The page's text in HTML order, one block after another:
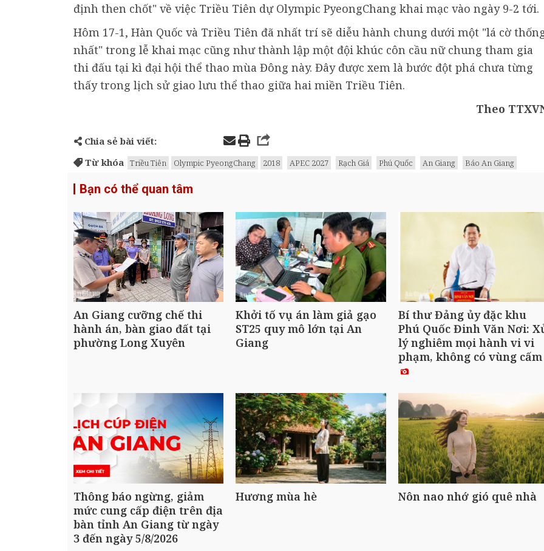
định then chốt" về việc Triều Tiên dự Olympic PyeongChang khai mạc vào ngày 9-2 tới.
Hôm 17-1, Hàn Quốc và Triều Tiên đã nhất trí sẽ diễu hành chung dưới một "lá cờ
nhất" trong lễ khai mạc cũng như thành lập một đội khúc côn cầu nữ chung tham gia
thi đấu tại kì đại hội thể thao mùa Đông này. Đây được xem là bước đột phá chưa từng
thấy trong lịch sử giao lưu thể thao giữa hai miền Triều Tiên.
Theo
Chia sẻ bài viết:
Từ khóa
Triều Tiên Olympic PyeongChang 2018 APEC 2027 Rạch Giá Phú Quốc An Giang Báo An Giang
Bạn có thể quan tâm
An Giang cưỡng chế thi
hành án, bàn giao đất tại
phường Long Xuyên
Khởi tố vụ án làm giả gạo
ST25 quy mô lớn tại An
Giang
Bí thư Đảng ủy đặc khu
Phú Quốc Đinh Văn Nơi:
lý nghiêm mọi hành vi vi
phạm, không có vùng
Thông báo ngừng, giảm
mức cung cấp điện trên địa
bàn tỉnh An Giang từ ngày
3 đến ngày 5/8/2026
Hương mùa hè Nôn nao nhớ gió quê nhà